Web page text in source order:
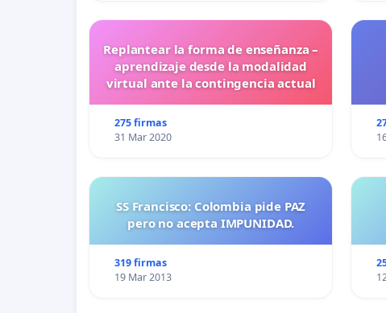
Replantear la forma de enseñanza –
aprendizaje desde la modalidad
virtual ante la contingencia actual
275 firmas
31 Mar 2020
SS Francisco: Colombia pide PAZ
pero no acepta IMPUNIDAD.
319 firmas
19 Mar 2013